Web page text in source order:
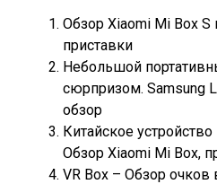
Обзор Xiaomi Mi Box
приставки
Небольшой
сюрпризом. Samsung
обзор
Китайское
Обзор Xiaomi Mi Box,
VR Box – Обзор очков